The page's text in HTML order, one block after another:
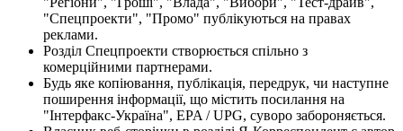
"Спецпроекти", "Промо" публікуються на правах
реклами.
Розділ Спецпроекти створюється спільно з
комерційними партнерами.
Будь яке копіювання, публікація, передрук, чи наступне
поширення інформації, що містить посилання на
"Інтерфакс-Україна", EPA / UPG, суворо забороняється.